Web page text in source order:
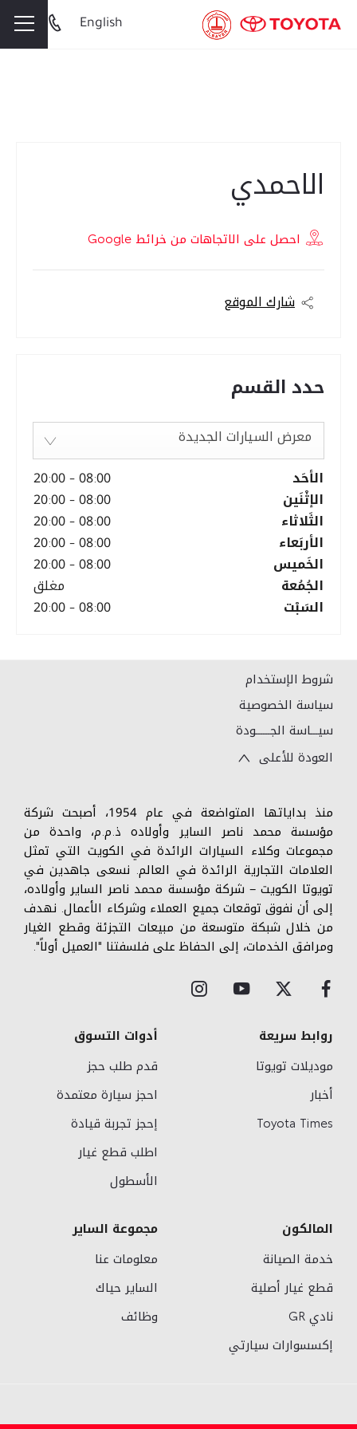
English
الاحمدي
احصل على الاتجاهات من خرائط Google
شارك الموقع
حدد القسم
معرض السيارات الجديدة
الأحَد
08:00
-
20:00
الإثْنَين
08:00
-
20:00
الثَلاثاء
08:00
-
20:00
الأربَعاء
08:00
-
20:00
الخَميس
08:00
-
20:00
الجُمُعة
مغلق
السَبْت
08:00
-
20:00
شروط الإستخدام
سياسة الخصوصية
سيـــاسة الجــــــودة
العودة للأعلى
منذ بداياتها المتواضعة في عام 1954، أصبحت شركة
مؤسسة محمد ناصر الساير وأولاده ذ.م.م، واحدة من
مجموعات وكلاء السيارات الرائدة في الكويت التي تمثل
العلامات التجارية الرائدة في العالم. نسعى جاهدين في
تويوتا الكويت – شركة مؤسسة محمد ناصر الساير وأولاده،
إلى أن نفوق توقعات جميع العملاء وشركاء الأعمال. نهدف
من خلال شبكة متوسعة من مبيعات التجزئة وقطع الغيار
ومرافق الخدمات، إلى الحفاظ على فلسفتنا "العميل أولاً".
روابط سريعة
موديلات تويوتا
أخبار
Toyota Times
أدوات التسوق
قدم طلب حجز
احجز سيارة معتمدة
إحجز تجربة قيادة
اطلب قطع غيار
الأسطول
المالكون
خدمة الصيانة
قطع غيار أصلية
نادي GR
إكسسوارات سيارتي
مجموعة الساير
معلومات عنا
الساير حياك
وظائف